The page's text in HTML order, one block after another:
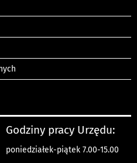
Godziny pracy Urzędu:
poniedziałek-piątek 7.00-15.00